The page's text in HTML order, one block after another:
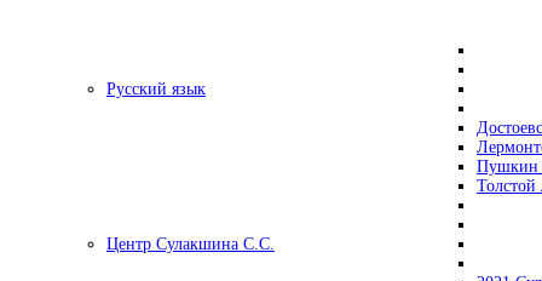
Русский язык
Центр Сулакшина С.С.